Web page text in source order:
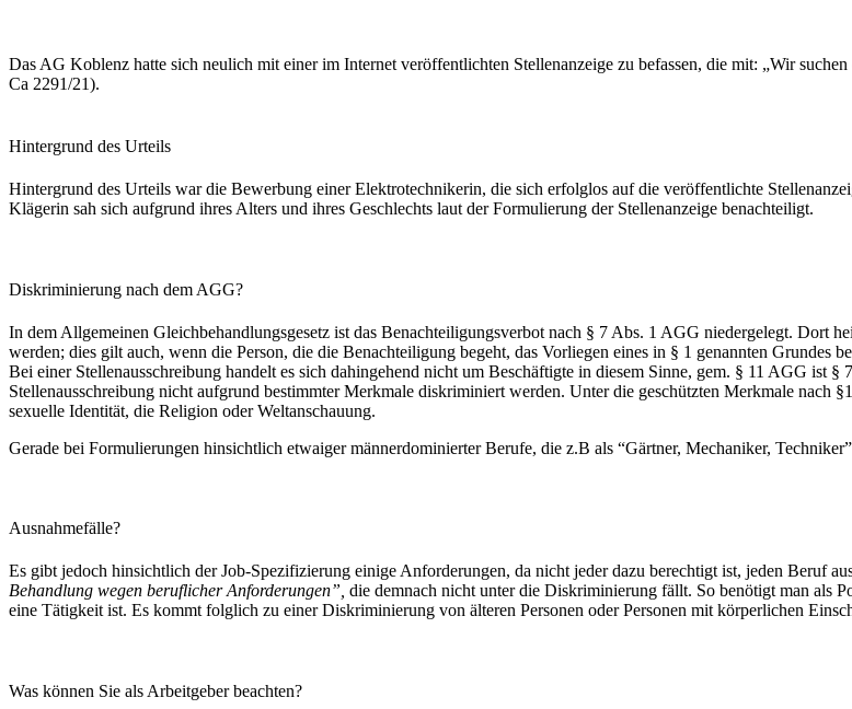
Das AG Koblenz hatte sich neulich mit einer im Internet veröffentlichten Stellenanzeige zu befassen, die mit: „Wir
Ca 2291/21).
Hintergrund des Urteils
Hintergrund des Urteils war die Bewerbung einer Elektrotechnikerin, die sich erfolglos auf die veröffentlichte
Klägerin sah sich aufgrund ihres Alters und ihres Geschlechts laut der Formulierung der Stellenanzeige benachteiligt.
Diskriminierung nach dem AGG?
In dem Allgemeinen Gleichbehandlungsgesetz ist das Benachteiligungsverbot nach § 7 Abs. 1 AGG niedergelegt. Dort
werden; dies gilt auch, wenn die Person, die die Benachteiligung begeht, das Vorliegen eines in § 1 genannten
Bei einer Stellenausschreibung handelt es sich dahingehend nicht um Beschäftigte in diesem Sinne, gem. § 11 AGG ist
Stellenausschreibung nicht aufgrund bestimmter Merkmale diskriminiert werden. Unter die geschützten Merkmale nach
sexuelle Identität, die Religion oder Weltanschauung.
Gerade bei Formulierungen hinsichtlich etwaiger männerdominierter Berufe, die z.B als “Gärtner, Mechaniker,
Ausnahmefälle?
Es gibt jedoch hinsichtlich der Job-Spezifizierung einige Anforderungen, da nicht jeder dazu berechtigt ist, jeden Beruf
Behandlung wegen beruflicher Anforderungen”, die demnach nicht unter die Diskriminierung fällt. So benötigt man als
eine Tätigkeit ist. Es kommt folglich zu einer Diskriminierung von älteren Personen oder Personen mit körperlichen
Was können Sie als Arbeitgeber beachten?